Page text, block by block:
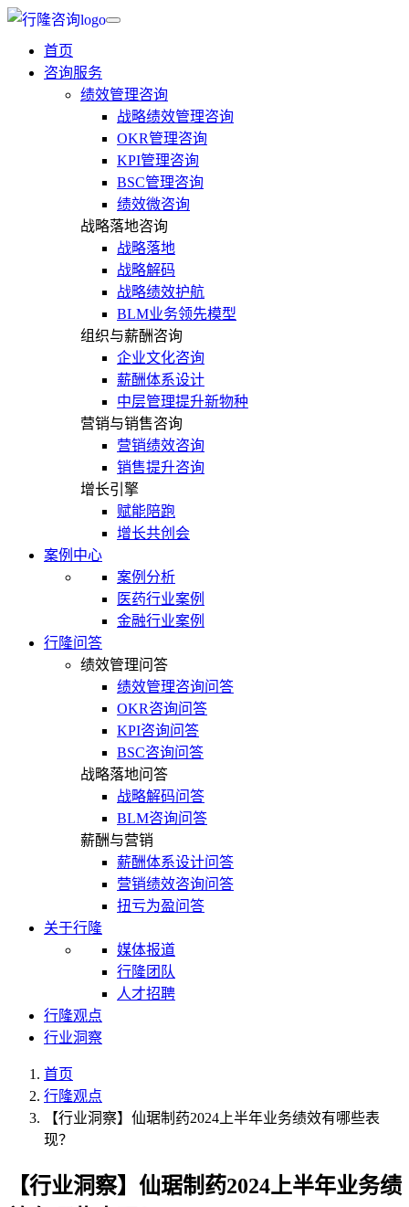
首页
咨询服务
绩效管理咨询
战略绩效管理咨询
OKR管理咨询
KPI管理咨询
BSC管理咨询
绩效微咨询
战略落地咨询
战略落地
战略解码
战略绩效护航
BLM业务领先模型
组织与薪酬咨询
企业文化咨询
薪酬体系设计
中层管理提升新物种
营销与销售咨询
营销绩效咨询
销售提升咨询
增长引擎
赋能陪跑
增长共创会
案例中心
案例分析
医药行业案例
金融行业案例
行隆问答
绩效管理问答
绩效管理咨询问答
OKR咨询问答
KPI咨询问答
BSC咨询问答
战略落地问答
战略解码问答
BLM咨询问答
薪酬与营销
薪酬体系设计问答
营销绩效咨询问答
扭亏为盈问答
关于行隆
媒体报道
行隆团队
人才招聘
行隆观点
行业洞察
首页
行隆观点
【行业洞察】仙琚制药2024上半年业务绩效有哪些表
现？
【行业洞察】仙琚制药2024上半年业务绩